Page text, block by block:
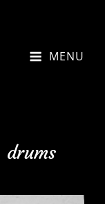
MENU
drums